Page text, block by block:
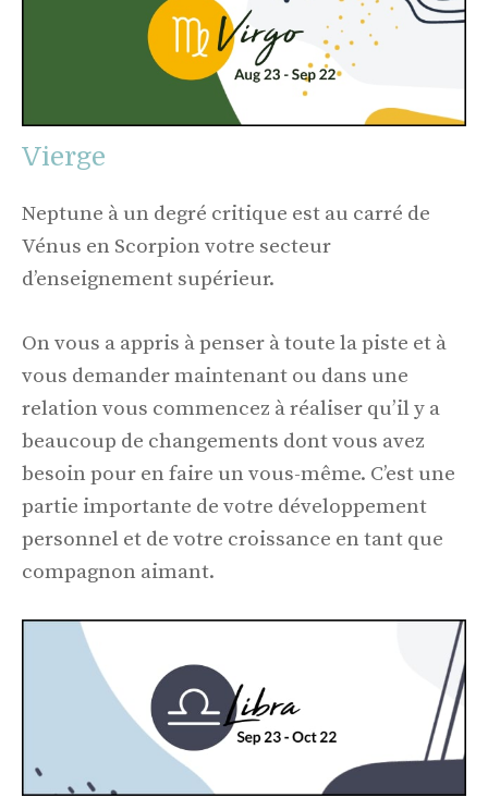
Vierge
Neptune à un degré critique est au carré de
Vénus en Scorpion votre secteur
d’enseignement supérieur.
On vous a appris à penser à toute la piste et à
vous demander maintenant ou dans une
relation vous commencez à réaliser qu’il y a
beaucoup de changements dont vous avez
besoin pour en faire un vous-même. C’est une
partie importante de votre développement
personnel et de votre croissance en tant que
compagnon aimant.